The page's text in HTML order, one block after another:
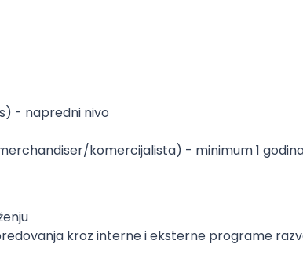
- napredni nivo
komercijalista) - minimum 1
kroz interne i eksterne programe